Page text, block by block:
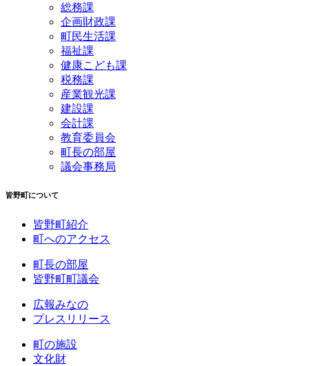
総務課
企画財政課
町民生活課
福祉課
健康こども課
税務課
産業観光課
建設課
会計課
教育委員会
町長の部屋
議会事務局
皆野町について
皆野町紹介
町へのアクセス
町長の部屋
皆野町町議会
広報みなの
プレスリリース
町の施設
文化財